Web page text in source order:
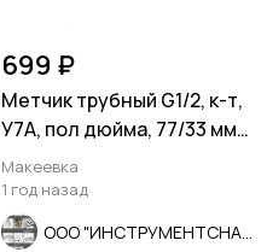
699 ₽
Метчик трубный G1/2, к-т,
У7А, пол дюйма, 77/33 мм,
СССР
Макеевка
1 год назад